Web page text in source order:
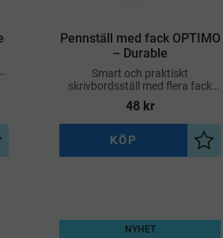
till i önskelista
​Pennställ med fack OPTIMO
– Durable
Smart och praktiskt
skrivbordsställ med flera fack
som hjälper dig att hålla ordning
på alla dina kontorstillbehör
48kr
KÖP
NYHET